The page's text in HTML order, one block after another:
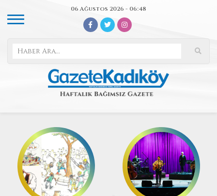
06 Ağustos 2026 - 06:48